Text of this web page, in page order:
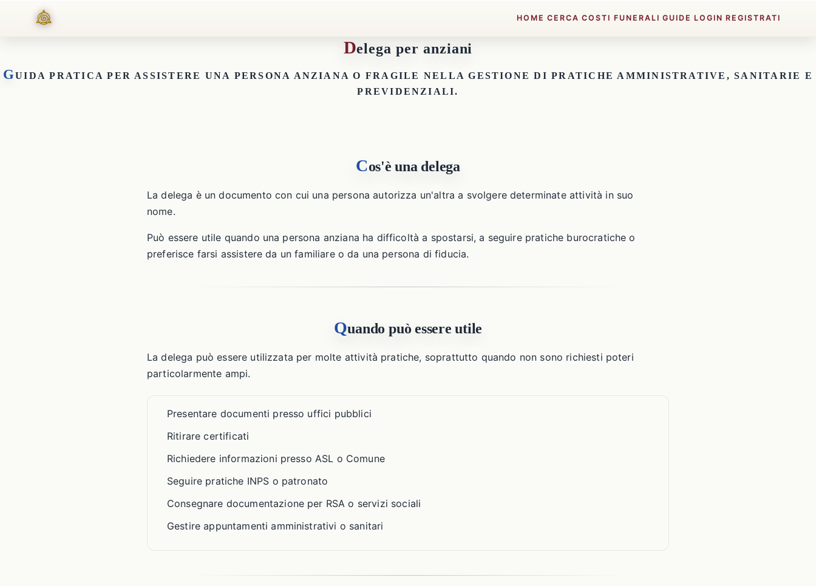
HOME CERCA COSTI FUNERALI GUIDE LOGIN REGISTRATI
Delega per anziani
GUIDA PRATICA PER ASSISTERE UNA PERSONA ANZIANA O FRAGILE NELLA GESTIONE DI PRATICHE AMMINISTRATIVE, SANITARIE E
PREVIDENZIALI.
Cos'è una delega
La delega è un documento con cui una persona autorizza un'altra a svolgere determinate attività in suo
nome.
Può essere utile quando una persona anziana ha difficoltà a spostarsi, a seguire pratiche burocratiche o
preferisce farsi assistere da un familiare o da una persona di fiducia.
Quando può essere utile
La delega può essere utilizzata per molte attività pratiche, soprattutto quando non sono richiesti poteri
particolarmente ampi.
Presentare documenti presso uffici pubblici
Ritirare certificati
Richiedere informazioni presso ASL o Comune
Seguire pratiche INPS o patronato
Consegnare documentazione per RSA o servizi sociali
Gestire appuntamenti amministrativi o sanitari